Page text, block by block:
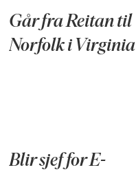
Går fra Reitan til
Norfolk i Virginia
Blir sjef for E-